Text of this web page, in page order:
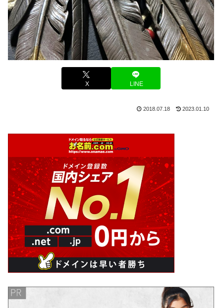
X LINE
2018.07.18 2023.01.10